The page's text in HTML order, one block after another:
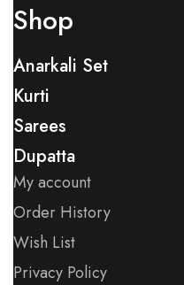
Shop
Anarkali Set
Kurti
Sarees
Dupatta
My account
Order History
Wish List
Privacy Policy